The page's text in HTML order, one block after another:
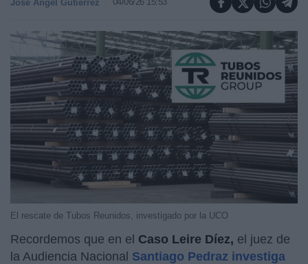
José Ángel Gutiérrez
El rescate de Tubos Reunidos, investigado por la UCO
Recordemos que en el Caso Leire Díez, el juez de
la Audiencia Nacional Santiago Pedraz investiga